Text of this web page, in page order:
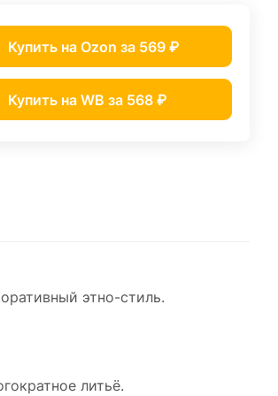
Купить на Ozon за 569 ₽
Купить на WB за 568 ₽
этно-стиль.
литьё.